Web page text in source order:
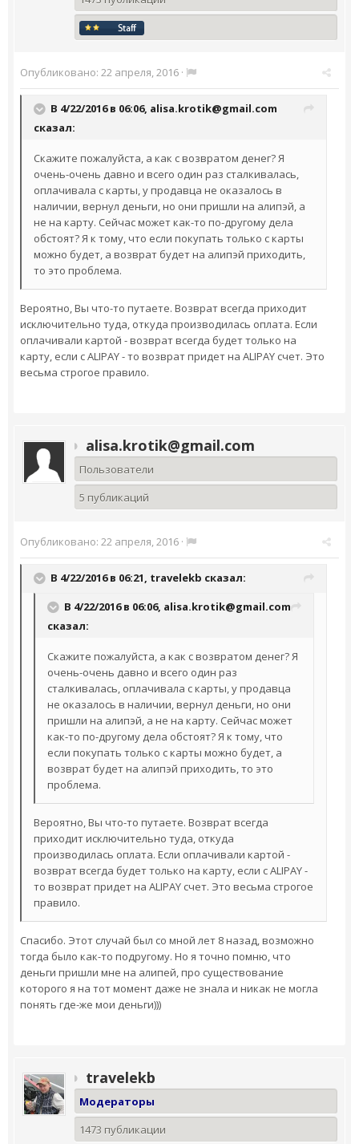
Опубликовано: 22 апреля, 2016 ·
В 4/22/2016 в 06:06, alisa.krotik@gmail.com
сказал:
Скажите пожалуйста, а как с возвратом денег? Я
очень-очень давно и всего один раз сталкивалась,
оплачивала с карты, у продавца не оказалось в
наличии, вернул деньги, но они пришли на алипэй, а
не на карту. Сейчас может как-то по-другому дела
обстоят? Я к тому, что если покупать только с карты
можно будет, а возврат будет на алипэй приходить,
то это проблема.
Вероятно, Вы что-то путаете. Возврат всегда приходит
исключительно туда, откуда производилась оплата. Если
оплачивали картой - возврат всегда будет только на
карту, если с ALIPAY - то возврат придет на ALIPAY счет. Это
весьма строгое правило.
alisa.krotik@gmail.com
Пользователи
5 публикаций
Опубликовано: 22 апреля, 2016 ·
В 4/22/2016 в 06:21, travelekb сказал:
В 4/22/2016 в 06:06, alisa.krotik@gmail.com
сказал:
Скажите пожалуйста, а как с возвратом денег? Я
очень-очень давно и всего один раз
сталкивалась, оплачивала с карты, у продавца
не оказалось в наличии, вернул деньги, но они
пришли на алипэй, а не на карту. Сейчас может
как-то по-другому дела обстоят? Я к тому, что
если покупать только с карты можно будет, а
возврат будет на алипэй приходить, то это
проблема.
Вероятно, Вы что-то путаете. Возврат всегда
приходит исключительно туда, откуда
производилась оплата. Если оплачивали картой -
возврат всегда будет только на карту, если с ALIPAY -
то возврат придет на ALIPAY счет. Это весьма строгое
правило.
Спасибо. Этот случай был со мной лет 8 назад, возможно
тогда было как-то подругому. Но я точно помню, что
деньги пришли мне на алипей, про существование
которого я на тот момент даже не знала и никак не могла
понять где-же мои деньги)))
travelekb
Модераторы
1473 публикации